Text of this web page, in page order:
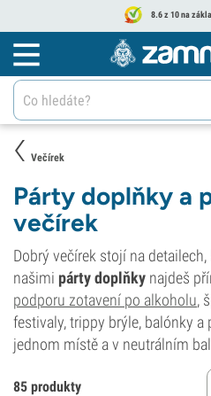
8.6 z 10 na
Večírek
Párty doplňky a
večírek
Dobrý večírek stojí na
našimi párty doplňky najdeš
podporu zotavení po alkoholu,
festivaly, trippy brýle, balónky a
jednom místě a v neutrálním
85 produkty